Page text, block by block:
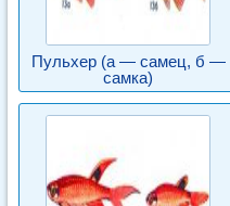
Пульхер (а — самец, б —
самка)